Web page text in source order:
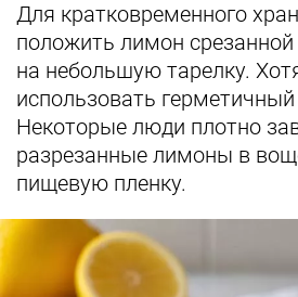
Для кратковременного
положить лимон срезанной
на небольшую тарелку.
использовать герметичный
Некоторые люди плотно
разрезанные лимоны в
пищевую пленку.